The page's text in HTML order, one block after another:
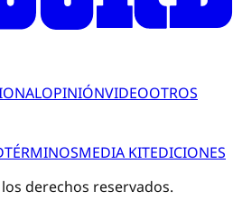
OPINIÓNVIDEOOTROS
TÉRMINOSMEDIA KITEDICIONES
los derechos reservados.